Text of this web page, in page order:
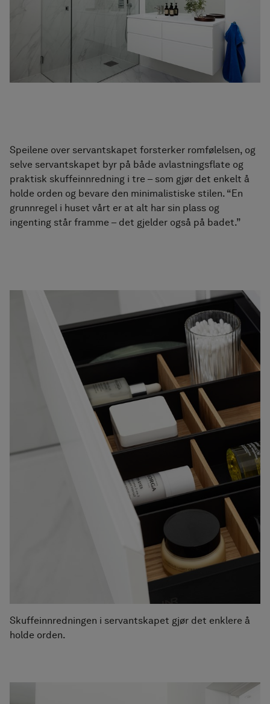
Speilene over servantskapet forsterker romfølelsen, og
selve servantskapet byr på både avlastningsflate og
praktisk skuffeinnredning i tre – som gjør det enkelt å
holde orden og bevare den minimalistiske stilen. “En
grunnregel i huset vårt er at alt har sin plass og
ingenting står framme – det gjelder også på badet.”
Skuffeinnredningen i servantskapet gjør det enklere å
holde orden.